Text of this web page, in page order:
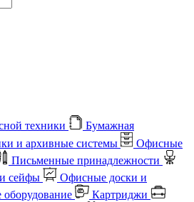
техники
Бумажная
и архивные системы
Офисные
Письменные принадлежности
сейфы
Офисные доски и
оборудование
Картриджи